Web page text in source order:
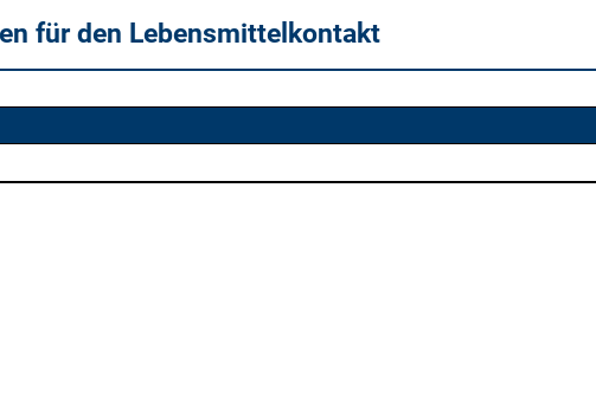
für den Lebensmittelkontakt